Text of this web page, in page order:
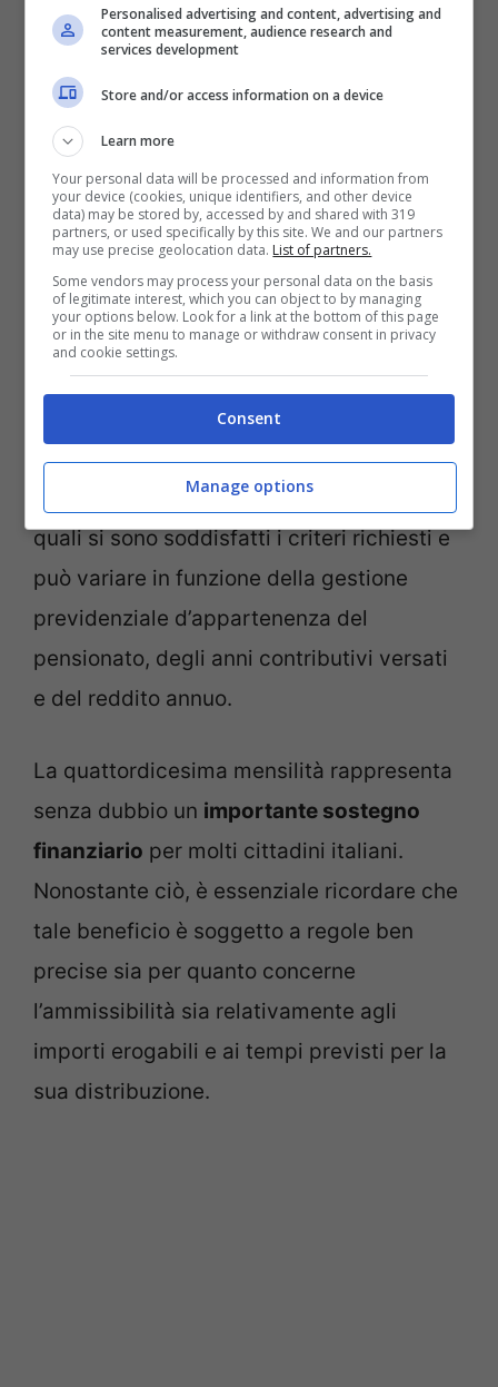
31 dicembre, l’erogazione avverrà con la
pensione del mese di dicembre.
Esiste unacategoria specifica
beneficiari che dovrà attendere fino alla
fine dell’anno per ricevere il bonus e che
potrebbe ottenere un importo ridotto
rispetto ai canonici 327 euro. Questo
scenario interessa coloro che acquisiscono
i requisiti necessari a partire dalmese di
in poi. In questi casi, l’importo della
quattordicesima viene calcolato
proporzionalmente al numero dei mesi nei
quali si sono soddisfatti i criteri richiesti e
può variare in funzione della gestione
previdenziale d’appartenenza del
pensionato, degli anni contributivi versati
e del reddito annuo.
La quattordicesima mensilità rappresenta
senza dubbio un importante sostegno
finanziario per molti cittadini italiani.
Nonostante ciò, è essenziale ricordare che
tale beneficio è soggetto a regole ben
precise sia per quanto concerne
l’ammissibilità sia relativamente agli
importi erogabili e ai tempi previsti per la
sua distribuzione.
Personalised advertising and content, advertising and
content measurement, audience research and
services development
Store and/or access information on a device
Learn more
Your personal data will be processed and information from
your device (cookies, unique identifiers, and other device
data) may be stored by, accessed by and shared with 319
partners, or used specifically by this site. We and our partners
may use precise geolocation data. List of partners.
Some vendors may process your personal data on the basis
of legitimate interest, which you can object to by managing
your options below. Look for a link at the bottom of this page
or in the site menu to manage or withdraw consent in privacy
and cookie settings.
Consent
Manage options